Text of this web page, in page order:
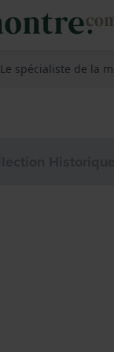
Le spécialiste de la